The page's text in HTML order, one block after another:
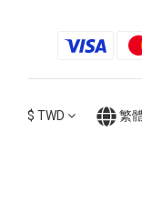
$ TWD 繁